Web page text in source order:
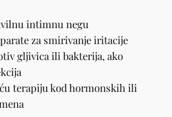
intimnu negu
za smirivanje iritacije
gljivica ili bakterija, ako
terapiju kod hormonskih ili